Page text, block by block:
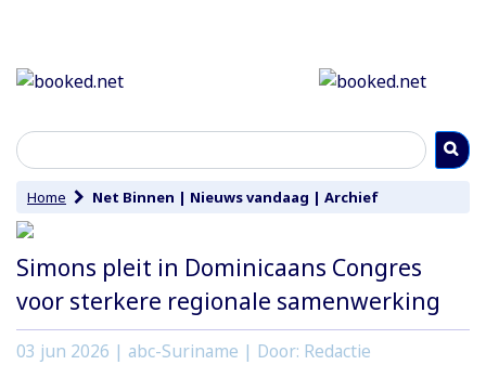
Home Net Binnen | Nieuws vandaag | Archief
Simons pleit in Dominicaans Congres
voor sterkere regionale samenwerking
03 jun 2026 | abc-Suriname | Door: Redactie